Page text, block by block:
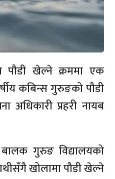
पौडी खेल्ने क्रममा एक
कबिन्स गुरुङको पौडी
अधिकारी प्रहरी नायब
बालक गुरुङ विद्यालयको
खोलामा पौडी खेल्ने